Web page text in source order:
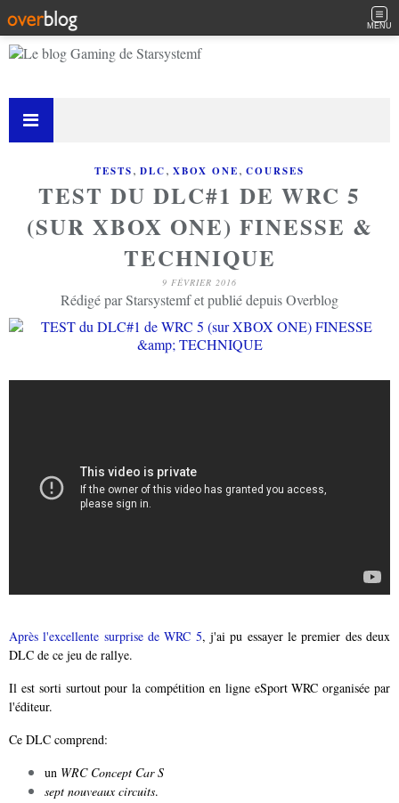
MENU
TESTS, DLC, XBOX ONE, COURSES
TEST DU DLC#1 DE WRC 5
(SUR XBOX ONE) FINESSE &
TECHNIQUE
9 FÉVRIER 2016
Rédigé par Starsystemf et publié depuis Overblog
Après l'excellente surprise de WRC 5, j'ai pu essayer le premier des deux
DLC de ce jeu de rallye.
Il est sorti surtout pour la compétition en ligne eSport WRC organisée par
l'éditeur.
Ce DLC comprend:
un WRC Concept Car S
sept nouveaux circuits.